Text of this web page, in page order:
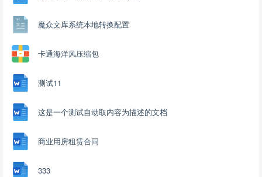
魔众文库系统本地转换配置
卡通海洋风压缩包
测试11
这是一个测试自动取内容为描述的文档
商业用房租赁合同
333